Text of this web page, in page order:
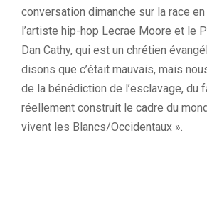
conversation dimanche sur la race
l’artiste hip-hop Lecrae Moore et le
Dan Cathy, qui est un chrétien
disons que c’était mauvais, mais
de la bénédiction de l’esclavage, du
réellement construit le cadre du
vivent les Blancs/Occidentaux ».